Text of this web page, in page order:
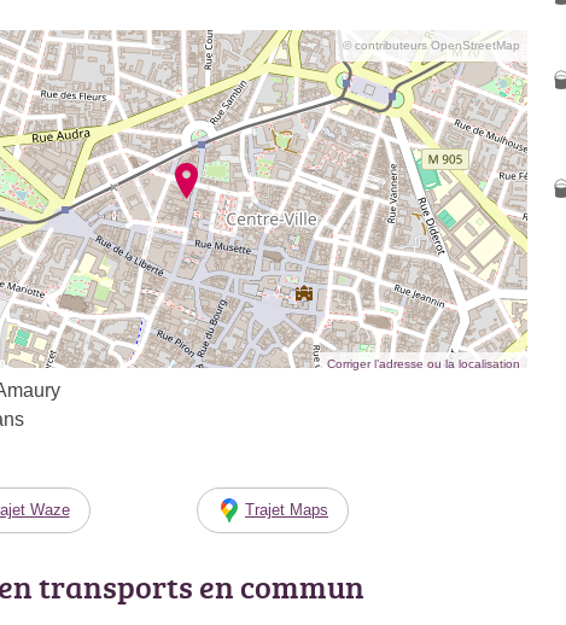
© contributeurs OpenStreetMap
Corriger l’adresse ou la localisation
Waze Trajet Maps
transports en commun